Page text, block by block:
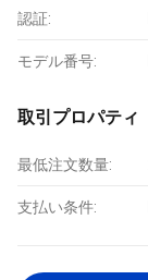
認証:
モデル番号:
取引プロパティ
最低注文数量:
支払い条件: